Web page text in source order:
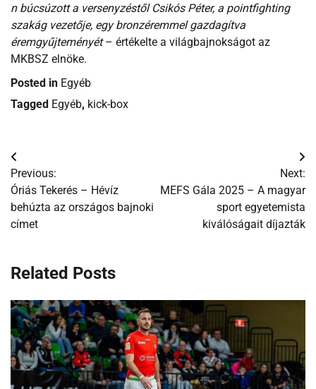
n búcsúzott a versenyzéstől Csikós Péter, a pointfighting
szakág vezetője, egy bronzéremmel gazdagítva
éremgyűjteményét– értékelte a világbajnokságot az
MKBSZ elnöke.
Posted in Egyéb
Tagged Egyéb, kick-box
Bejegyzés
navigáció
Previous:
Óriás Tekerés – Hévíz
behúzta az országos bajnoki
címet
Next:
MEFS Gála 2025 – A magyar
sport egyetemista
kiválóságait díjazták
Related Posts